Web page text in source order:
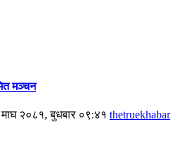
मञ्चन
२०८१, बुधबार ०९:४१ thetruekhabar